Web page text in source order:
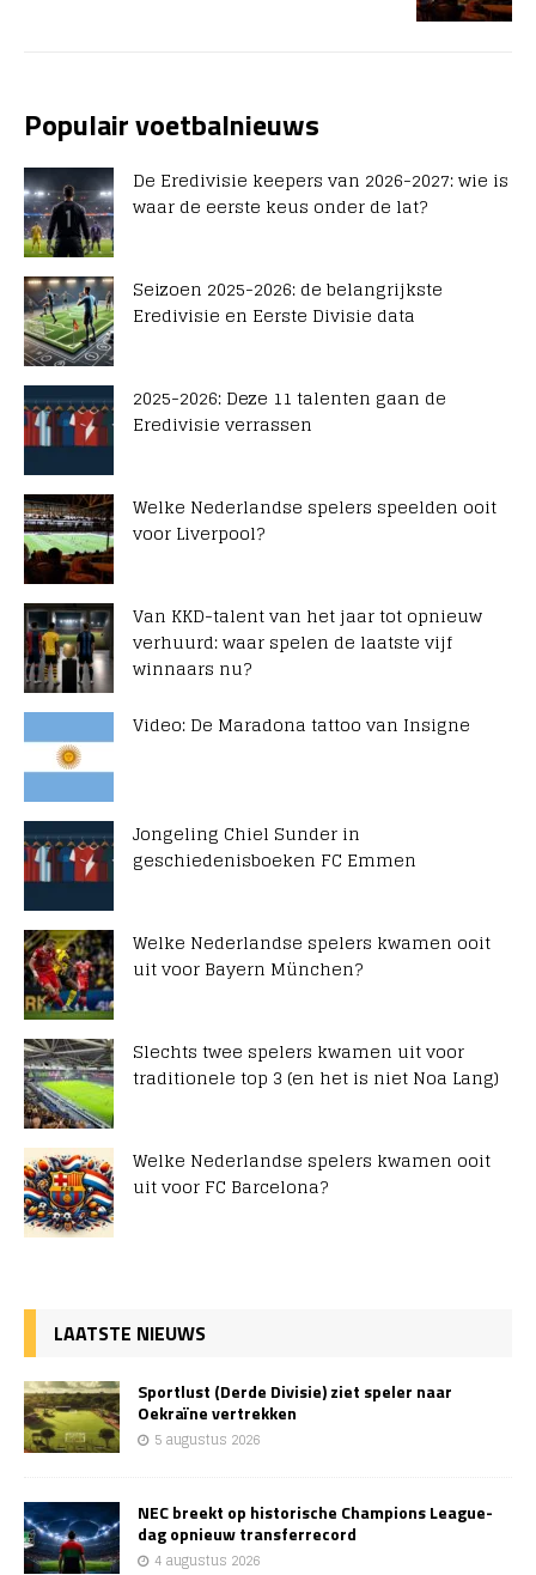
Populair voetbalnieuws
De Eredivisie keepers van 2026-2027: wie is
waar de eerste keus onder de lat?
Seizoen 2025-2026: de belangrijkste
Eredivisie en Eerste Divisie data
2025-2026: Deze 11 talenten gaan de
Eredivisie verrassen
Welke Nederlandse spelers speelden ooit
voor Liverpool?
Van KKD-talent van het jaar tot opnieuw
verhuurd: waar spelen de laatste vijf
winnaars nu?
Video: De Maradona tattoo van Insigne
Jongeling Chiel Sunder in
geschiedenisboeken FC Emmen
Welke Nederlandse spelers kwamen ooit
uit voor Bayern München?
Slechts twee spelers kwamen uit voor
traditionele top 3 (en het is niet Noa Lang)
Welke Nederlandse spelers kwamen ooit
uit voor FC Barcelona?
LAATSTE NIEUWS
Sportlust (Derde Divisie) ziet speler naar
Oekraïne vertrekken
5 augustus 2026
NEC breekt op historische Champions League-
dag opnieuw transferrecord
4 augustus 2026